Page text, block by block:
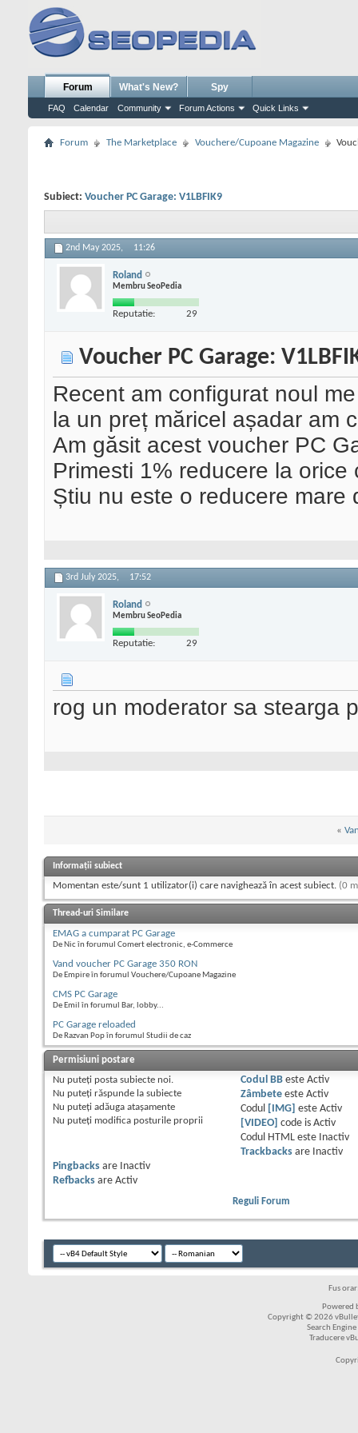
Forum
FAQ Calendar Community Forum Actions Quick Links
What's New? Spy
Forum The Marketplace Vouchere/Cupoane Magazine
Subiect: Voucher PC Garage: V1LBFIK9
2nd May 2025, 11:26
Roland
Membru SeoPedia
Reputatie: 29
Voucher PC Garage:
Recent am configurat noul
la un preț măricel așadar am
Am găsit acest voucher PC
Primesti 1% reducere la orice
Știu nu este o reducere mare
3rd July 2025, 17:52
Roland
Membru SeoPedia
Reputatie: 29
rog un moderator sa stearga
«
Informații subiect
Momentan este/sunt 1 utilizator(i) care navighează în acest subiect. (0
Thread-uri Similare
EMAG a cumparat PC Garage
De Nic în forumul Comert electronic, e-Commerce
Vand voucher PC Garage 350 RON
De Empire în forumul Vouchere/Cupoane Magazine
CMS PC Garage
De Emil în forumul Bar, lobby...
PC Garage reloaded
De Razvan Pop în forumul Studii de caz
Permisiuni postare
Nu puteţi posta subiecte noi.
Nu puteţi răspunde la subiecte
Nu puteţi adăuga ataşamente
Nu puteţi modifica posturile proprii
Codul BBeste Activ
Zâmbeteeste Activ
Codul
[IMG] este Activ
[VIDEO]
code is Activ
Codul HTML este
Inactiv
Trackbacksare
Inactiv
Pingbacks are
Inactiv
Refbacks are Activ
Reguli Forum
Fus
Powered
Copyright © 2026
Search
Traducere